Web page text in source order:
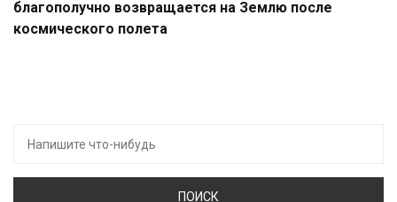
благополучно возвращается на Землю после
космического полета